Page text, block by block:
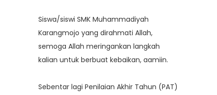
Siswa/siswi SMK Muhammadiyah
Karangmojo yang dirahmati Allah,
semoga Allah meringankan langkah
kalian untuk berbuat kebaikan, aamiin.
Sebentar lagi Penilaian Akhir Tahun (PAT)